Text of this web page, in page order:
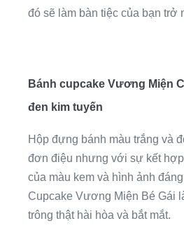
đó sẽ làm bàn tiệc của bạn trở
Bánh cupcake Vương Miện
đen kim tuyến
Hộp đựng bánh màu trắng và
đơn điệu nhưng với sự kết
của màu kem và hình ảnh
Cupcake Vương Miện Bé Gái
trông thật hài hòa và bắt mắt.